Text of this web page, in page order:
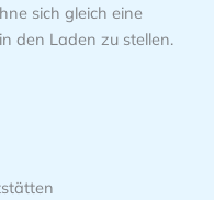
sich gleich eine
den Laden zu stellen.